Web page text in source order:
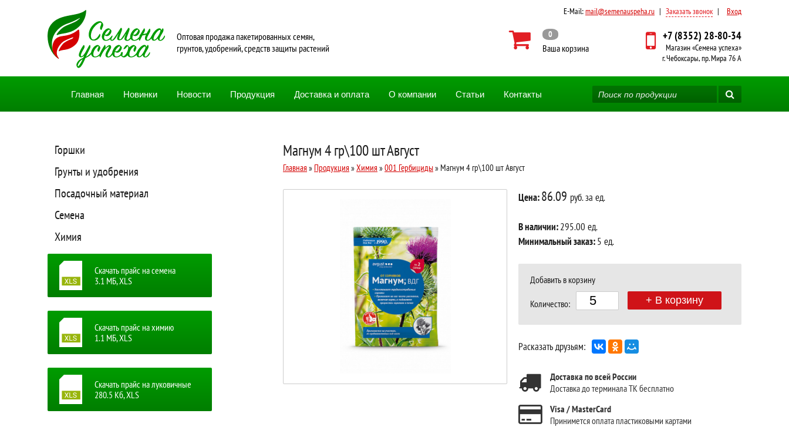
E-Mail:mail@semenauspeha.ru | Заказать звонок | Вход
Oптовая продажа пакетированных семян,
грунтов, удобрений, средств защиты растений
0
Ваша корзина
+7 (8352) 28-80-34
Магазин «Семена успеха»
г. Чебоксары, пр. Мира 76 А
Главная Новинки Новости Продукция Доставка и оплата О компании Статьи Контакты
Горшки
Грунты и удобрения
Посадочный материал
Семена
Химия
Скачать прайс на семена
3.1 MБ, XLS
Скачать прайс на химию
1.1 MБ, XLS
Скачать прайс на луковичные
280.5 Кб, XLS
Магнум 4 гр\100 шт Август
Главная » Продукция »Химия »001 Гербициды» Магнум 4 гр\100 шт Август
Цена:86.09 руб. за ед.
В наличии:295.00 ед.
Минимальный заказ:5 ед.
Добавить в корзину
Количество: + В корзину
Расказать друзьям:
Доставка по всей России
Доставка до терминала ТК бесплатно
Visa / MasterCard
Принимется оплата пластиковыми картами